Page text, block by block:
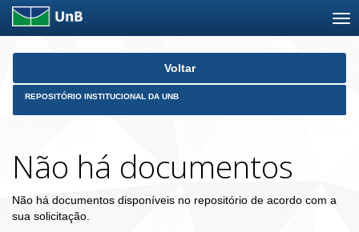
Skip
Voltar
REPOSITÓRIO INSTITUCIONAL DA UNB
Não há documentos
Não há documentos disponíveis no repositório de acordo com a
sua solicitação.